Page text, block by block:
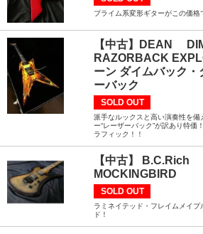
プライム系変形ギターがこの価格
【中古】DEAN
RAZORBACK
ーン ダイムバック・
ーバック
SOLD OUT
派手なルックスと高い演奏性を備
ー“レーザーバック”が訳あり特価
ラフィック！！
【中古】 B.C.Rich
MOCKINGBIRD
SOLD OUT
ラミネイテッド・フレイムメイプ
ド！